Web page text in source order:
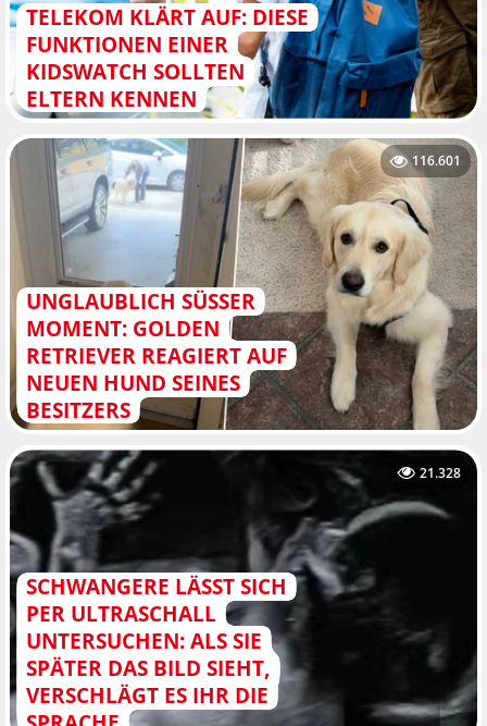
TELEKOM KLÄRT AUF: DIESE
FUNKTIONEN EINER
KIDSWATCH SOLLTEN
ELTERN KENNEN
UNGLAUBLICH SÜSSER M
OMENT: GOLDEN R
ETRIEVER REAGIERT AUF N
EUEN HUND SEINES B
ESITZERS
116.601
SCHWANGERE LÄSST SICH
PER ULTRASCHALL
UNTERSUCHEN: ALS SIE
SPÄTER DAS BILD SIEHT,
VERSCHLÄGT ES IHR DIE
21.328